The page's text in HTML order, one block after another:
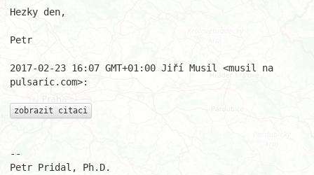
Hezky den,
Petr
2017-02-23 16:07 GMT+01:00 Jiří Musil <musil na
pulsaric.com>:
zobrazit citaci
--
Petr Pridal, Ph.D.